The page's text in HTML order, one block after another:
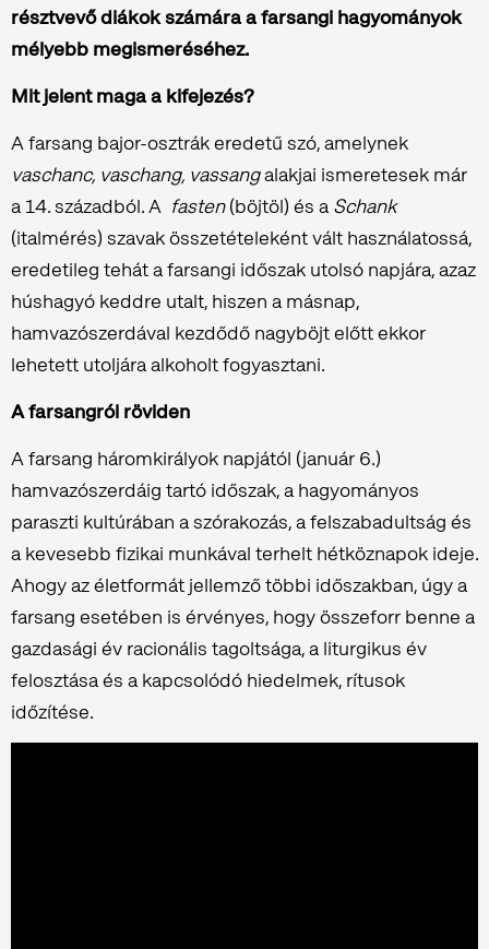
résztvevő diákok számára a farsangi hagyományok
mélyebb megismeréséhez.
Mit jelent maga a kifejezés?
A farsang bajor-osztrák eredetű szó, amelynek
vaschanc, vaschang, vassangalakjai ismeretesek már
a 14. századból. A fasten(böjtöl) és a Schank
(italmérés) szavak összetételeként vált használatossá,
eredetileg tehát a farsangi időszak utolsó napjára, azaz
húshagyó keddre utalt, hiszen a másnap,
hamvazószerdával kezdődő nagyböjt előtt ekkor
lehetett utoljára alkoholt fogyasztani.
A farsangról röviden
A farsang háromkirályok napjától (január 6.)
hamvazószerdáig tartó időszak, a hagyományos
paraszti kultúrában a szórakozás, a felszabadultság és
a kevesebb fizikai munkával terhelt hétköznapok ideje.
Ahogy az életformát jellemző többi időszakban, úgy a
farsang esetében is érvényes, hogy összeforr benne a
gazdasági év racionális tagoltsága, a liturgikus év
felosztása és a kapcsolódó hiedelmek, rítusok
időzítése.